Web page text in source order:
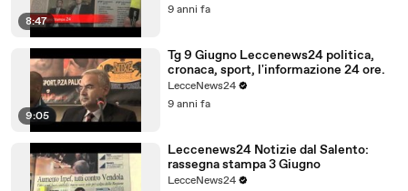
8:47
9 anni fa
9:05
Tg 9 Giugno Leccenews24 politica,
cronaca, sport, l'informazione 24 ore.
LecceNews24
9 anni fa
Leccenews24 Notizie dal Salento:
rassegna stampa 3 Giugno
LecceNews24